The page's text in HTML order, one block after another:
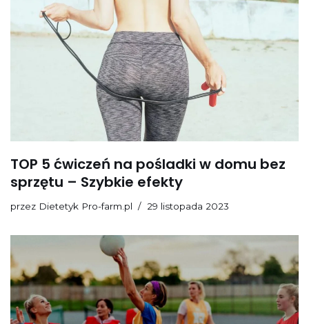
TOP 5 ćwiczeń na pośladki w domu bez
sprzętu – Szybkie efekty
przez Dietetyk Pro-farm.pl 29 listopada 2023